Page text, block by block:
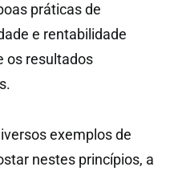
práticas de
e rentabilidade
os resultados
exemplos de
nestes princípios, a